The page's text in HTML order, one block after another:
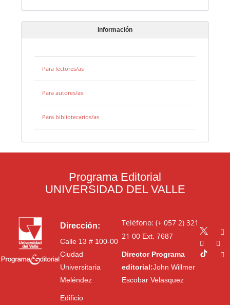
Información
Para lectores/as
Para autores/as
Para bibliotecarios/as
Programa Editorial
UNIVERSIDAD DEL VALLE
Dirección:
Calle 13 # 100-00
Ciudad
Universitaria
Meléndez
Edificio
Teléfono: (+ 057 2) 321
21 00Ext. 7687
Director Programa
editorial:John Willmer
Escobar Velasquez